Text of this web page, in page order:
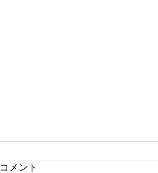
第11回 高橋陽一Presentsサ
コメント